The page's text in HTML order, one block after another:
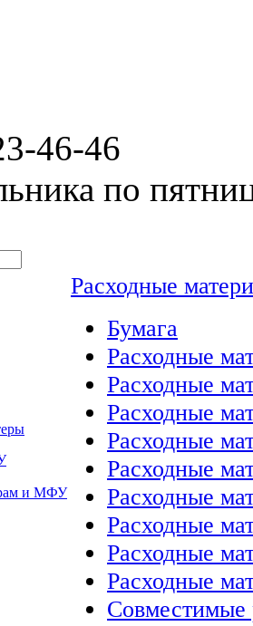
46-46
по
и МФУ
Расходные
Бумага
Расходные
Расходные
Расходные
Расходные
Расходные
Расходные
Расходные
Расходные
Расходные
Совместимые